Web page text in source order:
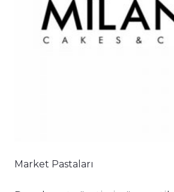
Market Pastaları